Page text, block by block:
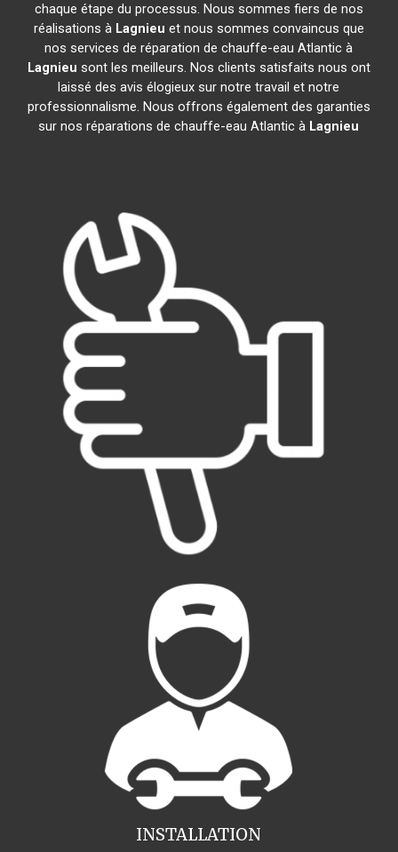
chaque étape du processus. Nous sommes fiers de nos
réalisations à Lagnieu et nous sommes convaincus que
nos services de réparation de chauffe-eau Atlantic à
Lagnieu sont les meilleurs. Nos clients satisfaits nous ont
laissé des avis élogieux sur notre travail et notre
professionnalisme. Nous offrons également des garanties
sur nos réparations de chauffe-eau Atlantic à Lagnieu
INSTALLATION